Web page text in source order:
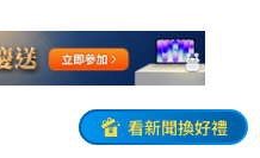
看新聞換好禮